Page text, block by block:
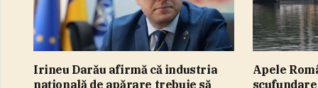
Irineu Darău afirmă că industria
naţională de apărare trebuie să
Apele